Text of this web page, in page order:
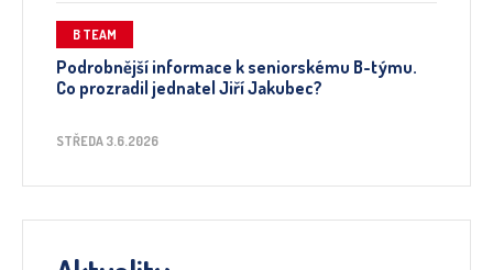
B TEAM
Podrobnější informace k seniorskému B-týmu.
Co prozradil jednatel Jiří Jakubec?
STŘEDA 3.6.2026